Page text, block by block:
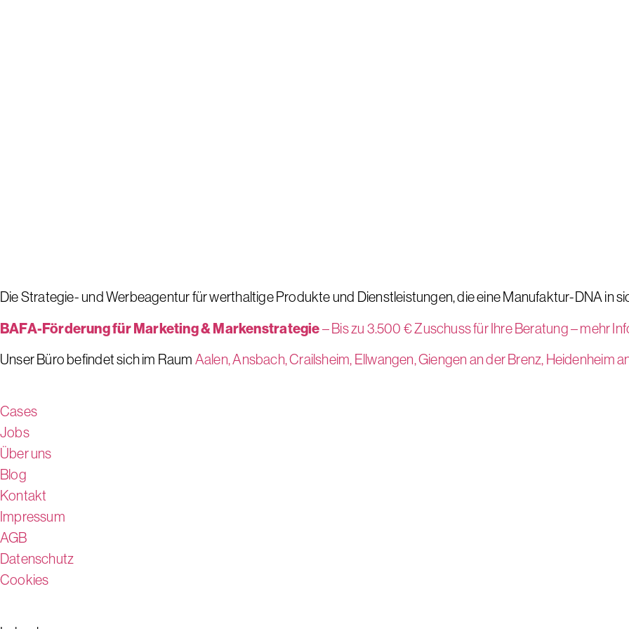
Die Strategie- und Werbeagentur für werthaltige Produkte und Dienstleistungen, die eine Manufaktur-DNA in
BAFA-Förderung für Marketing & Markenstrategie– Bis zu 3.500 € Zuschuss für Ihre Beratung – mehr
Unser Büro befindet sich im Raum Aalen,Ansbach,Crailsheim, Ellwangen,Giengen an der Brenz, Heidenheim
Cases
Jobs
Über uns
Blog
Kontakt
Impressum
AGB
Datenschutz
Cookies